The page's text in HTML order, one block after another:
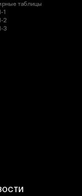
таблицы
2
3